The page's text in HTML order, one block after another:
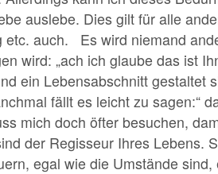
auslebe. Dies gilt für alle
etc. auch. Es wird niemand
wird: „ach ich glaube das ist
ein Lebensabschnitt gestaltet
fällt es leicht zu sagen:“
mich doch öfter besuchen,
der Regisseur Ihres Lebens.
egal wie die Umstände